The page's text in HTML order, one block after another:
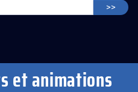
et animations